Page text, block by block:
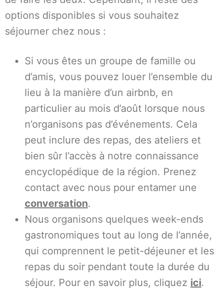
options disponibles si vous souhaitez
séjourner chez nous :
Si vous êtes un groupe de famille ou
d’amis, vous pouvez louer l’ensemble du
lieu à la manière d’un airbnb, en
particulier au mois d’août lorsque nous
n’organisons pas d’événements. Cela
peut inclure des repas, des ateliers et
bien sûr l’accès à notre connaissance
encyclopédique de la région. Prenez
contact avec nous pour entamer une
conversation.
Nous organisons quelques week-ends
gastronomiques tout au long de l’année,
qui comprennent le petit-déjeuner et les
repas du soir pendant toute la durée du
séjour. Pour en savoir plus, cliquez ici.